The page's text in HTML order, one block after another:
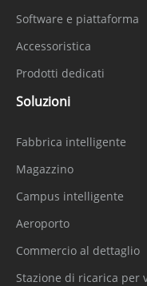
Software e piattaforma
Accessoristica
Prodotti dedicati
Soluzioni
Fabbrica intelligente
Magazzino
Campus intelligente
Aeroporto
Commercio al dettaglio
Stazione di ricarica per